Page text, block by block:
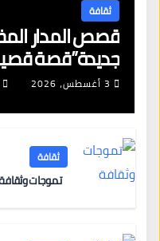
ثقافة
قصص المدار
جديدة”قصة
3 أغسطس، 2026
ثقافة
تموجات